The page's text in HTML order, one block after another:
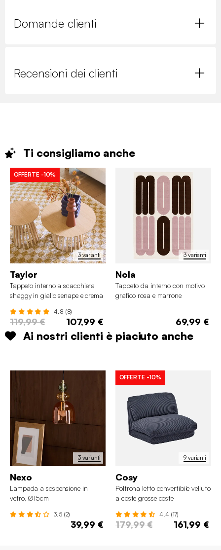
Domande clienti
Recensioni dei clienti
Ti consigliamo anche
3 varianti
OFFERTE -10%
Taylor
Tappeto interno a scacchiera
shaggy in giallo senape e crema
4.8 (8)
119,99 € 107,99 €
3 varianti
Nola
Tappeto da interno con motivo
grafico rosa e marrone
69,99 €
Ai nostri clienti è piaciuto anche
3 varianti
Nexo
Lampada a sospensione in
vetro, Ø15cm
3.5 (2)
39,99 €
9 varianti
OFFERTE -10%
Cosy
Poltrona letto convertibile velluto
a coste grosse coste
4.4 (17)
179,99 € 161,99 €